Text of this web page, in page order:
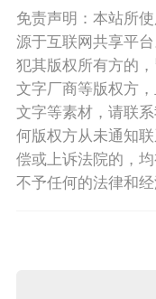
免责声明：本站所
源于互联网共享平
犯其版权所有方的
文字厂商等版权方
文字等素材，请联
何版权方从未通知
偿或上诉法院的，
不予任何的法律和